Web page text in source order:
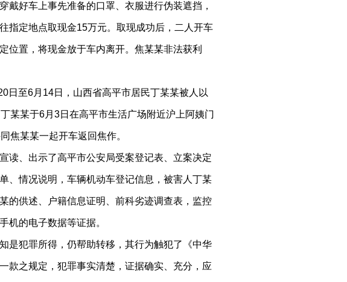
戴好车上事先准备的口罩、衣服进行伪装遮挡，
指定地点取现金15万元。取现成功后，二人开车
位置，将现金放于车内离开。焦某某非法获利
日至6月14日，山西省高平市居民丁某某被人以
某某于6月3日在高平市生活广场附近沪上阿姨门
焦某某一起开车返回焦作。
读、出示了高平市公安局受案登记表、立案决定
、情况说明，车辆机动车登记信息，被害人丁某
的供述、户籍信息证明、前科劣迹调查表，监控
机的电子数据等证据。
是犯罪所得，仍帮助转移，其行为触犯了《中华
款之规定，犯罪事实清楚，证据确实、充分，应